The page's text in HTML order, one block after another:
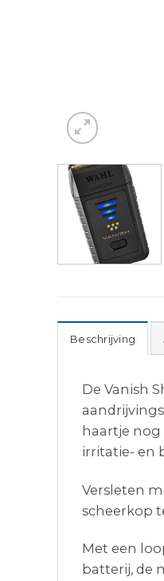
Beschrijving
De Vanish
haartje nog
irritatie- en
Versleten
scheerkop
Met een
batterij, de